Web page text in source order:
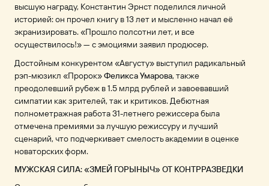
высшую награду, Константин Эрнст поделился личной
историей: он прочел книгу в 13 лет и мысленно начал её
экранизировать. «Прошло полсотни лет, и все
осуществилось!» — с эмоциями заявил продюсер.
Достойным конкурентом «Августу» выступил радикальный
рэп-мюзикл «Пророк»Феликса Умарова, также
преодолевший рубеж в 1.5 млрд рублей и завоевавший
симпатии как зрителей, так и критиков. Дебютная
полнометражная работа 31-летнего режиссера была
отмечена премиями за лучшую режиссуру и лучший
сценарий, что подчеркивает смелость академии в оценке
новаторских форм.
МУЖСКАЯ СИЛА: «ЗМЕЙ ГОРЫНЫЧ» ОТ КОНТРРАЗВЕДКИ